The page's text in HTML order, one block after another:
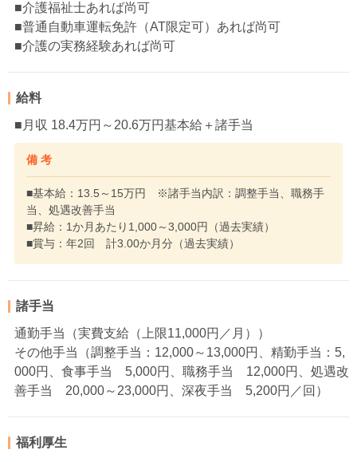
■介護福祉士あれば尚可
■普通自動車運転免許（AT限定可）あれば尚可
■介護の実務経験あれば尚可
給料
■月収 18.4万円～20.6万円基本給＋諸手当
備 考
■基本給：13.5～15万円 ※諸手当内訳：調整手当、職務手
当、処遇改善手当
■昇給：1か月あたり1,000～3,000円（過去実績）
■賞与：年2回 計3.00か月分（過去実績）
諸手当
通勤手当（実費支給（上限11,000円／月））
その他手当（調整手当：12,000～13,000円、精勤手当：5,
000円、食事手当 5,000円、職務手当 12,000円、処遇改
善手当 20,000～23,000円、深夜手当 5,200円／回）
福利厚生